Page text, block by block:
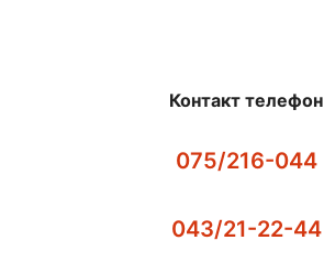
Контакт телефон
075/216-044
043/21-22-44